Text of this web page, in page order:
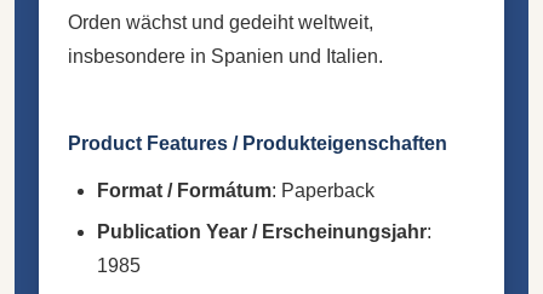
Orden wächst und gedeiht weltweit,
insbesondere in Spanien und Italien.
Product Features / Produkteigenschaften
Format / Formátum: Paperback
Publication Year / Erscheinungsjahr:
1985